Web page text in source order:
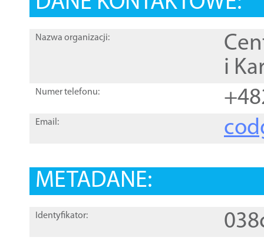
Nazwa organizacji:
i
Numer telefonu:
Email:
METADANE:
Identyfikator: